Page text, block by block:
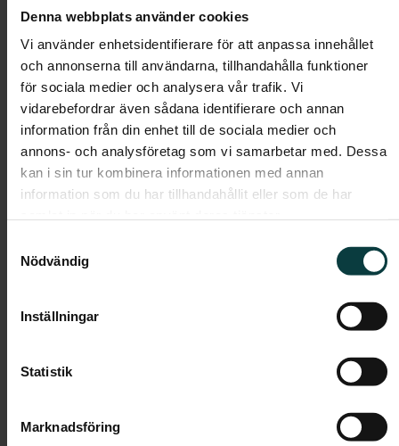
Denna webbplats använder cookies
Vi använder enhetsidentifierare för att anpassa innehållet
och annonserna till användarna, tillhandahålla funktioner
för sociala medier och analysera vår trafik. Vi
vidarebefordrar även sådana identifierare och annan
information från din enhet till de sociala medier och
annons- och analysföretag som vi samarbetar med. Dessa
kan i sin tur kombinera informationen med annan
information som du har tillhandahållit eller som de har
Nödvändig
Inställningar
Statistik
Marknadsföring
tvättställ, spegel med belysning och duschhörna med
duschväggar i frostat glas. Här finns även tvättmaskin
och torktumlare. I badrummet på övreplan finns wc,
tvättställ med kommod och ett badkar. Bra förvaring
finns i både köksskåp och garderober.
Boendeform: Bostadsrätt
Boarea: 110 kvm
Våning: 2